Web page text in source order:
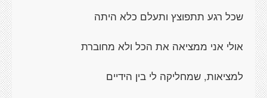
שכל רגע תתפוצץ ותעלם כלא היתה
אולי אני ממציאה את הכל ולא מחוברת
למציאות, שמחליקה לי בין הידיים